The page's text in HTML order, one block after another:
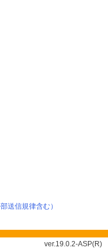
送信規律含む）
ver.19.0.2-ASP(R)